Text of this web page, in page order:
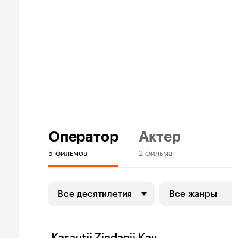
Оператор
5 фильмов
Актер
2 фильма
Все десятилетия Все жанры